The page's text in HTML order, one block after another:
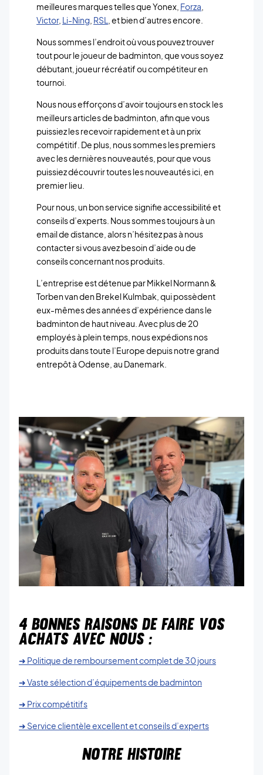
meilleures marques telles que Yonex, Forza
Victor, Li-Ning RSL , et bien d’autres encore.
Nous sommes l’endroit où vous pouvez trouver
tout pour le joueur de badminton, que vous soyez
débutant, joueur récréatif ou compétiteur en
tournoi.
Nous nous efforçons d’avoir toujours en stock les
meilleurs articles de badminton, afin que vous
puissiez les recevoir rapidement et à un prix
compétitif. De plus, nous sommes les premiers
avec les dernières nouveautés, pour que vous
puissiez découvrir toutes les nouveautés ici, en
premier lieu.
Pour nous, un bon service signifie accessibilité et
conseils d’experts. Nous sommes toujours à un
email de distance, alors n’hésitez pas à nous
contacter si vous avez besoin d’aide ou de
conseils concernant nos produits.
L’entreprise est détenue par Mikkel Normann &
Torben van den Brekel Kulmbak, qui possèdent
eux-mêmes des années d’expérience dans le
badminton de haut niveau. Avec plus de 20
employés à plein temps, nous expédions nos
produits dans toute l’Europe depuis notre grand
entrepôt à Odense, au Danemark.
4 BONNES RAISONS DE FAIRE VOS
ACHATS AVEC NOUS :
➜ Politique de remboursement complet de 30 jours
➜ Vaste sélection d’équipements de badminton
➜ Prix compétitifs
➜ Service clientèle excellent et conseils d’experts
NOTRE HISTOIRE